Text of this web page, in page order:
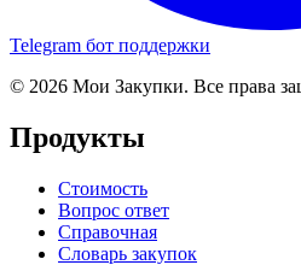
Telegram бот поддержки
© 2026 Мои Закупки. Все права
Продукты
Стоимость
Вопрос ответ
Справочная
Словарь закупок